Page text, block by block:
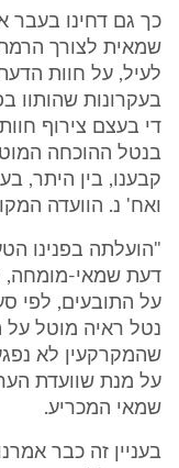
כך גם דחינו בעבר
שמאית לצורך
לעיל, על חוות
בעקרונות שהותוו
די בעצם צירוף
ואח' נ. הוועדה
"הועלתה בפנינו
דעת שמאי-מומחה,
נטל ראיה מוטל על
שהמקרקעין לא
על מנת שוועדת
שמאי המכריע.
בעניין זה כבר